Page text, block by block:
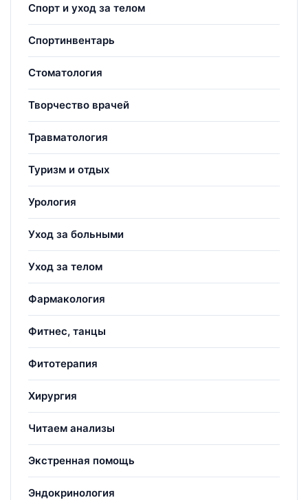
Спорт и уход за телом
Спортинвентарь
Стоматология
Творчество врачей
Травматология
Туризм и отдых
Урология
Уход за больными
Уход за телом
Фармакология
Фитнес, танцы
Фитотерапия
Хирургия
Читаем анализы
Экстренная помощь
Эндокринология